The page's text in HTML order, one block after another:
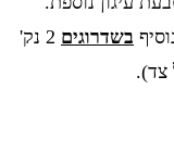
בשדרוגים
2 נק'